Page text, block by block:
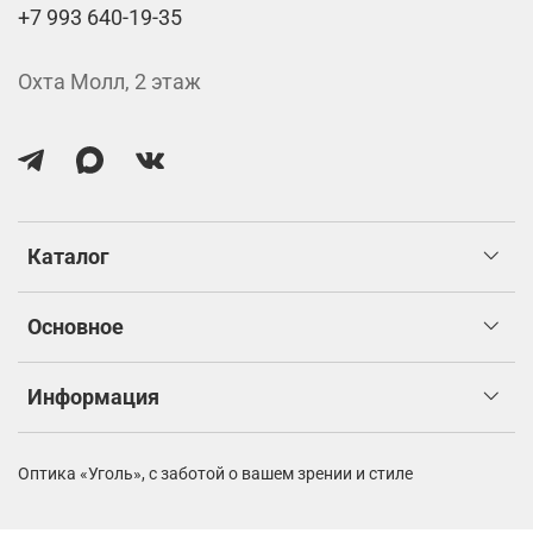
Каталог
Основное
Информация
+7 993 640-19-35
Охта Молл, 2 этаж
Оптика «Уголь», с заботой о вашем зрении и стиле